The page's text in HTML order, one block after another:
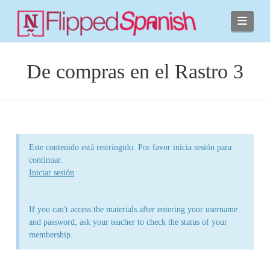
De compras en el Rastro 3
Este contenido está restringido. Por favor inicia sesión para
continuar.
Iniciar sesión
If you can't access the materials after entering your username
and password, ask your teacher to check the status of your
membership.